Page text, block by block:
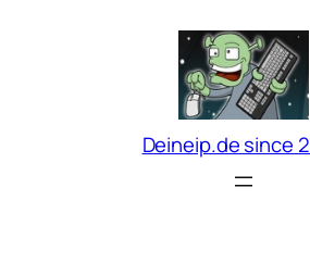
Deineip.de since